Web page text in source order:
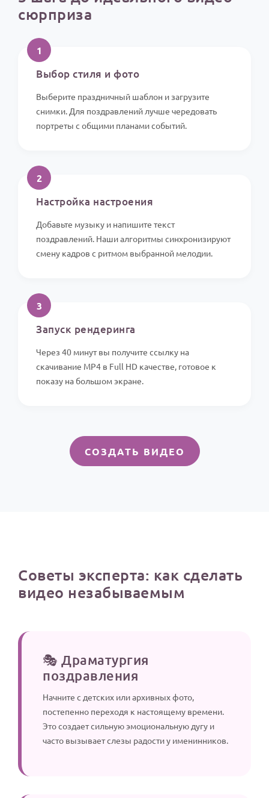
сюрприза
1
Выбор стиля и фото
Выберите праздничный шаблон и загрузите
снимки. Для поздравлений лучше чередовать
портреты с общими планами событий.
2
Настройка настроения
Добавьте музыку и напишите текст
поздравлений. Наши алгоритмы синхронизируют
смену кадров с ритмом выбранной мелодии.
3
Запуск рендеринга
Через 40 минут вы получите ссылку на
скачивание MP4 в Full HD качестве, готовое к
показу на большом экране.
СОЗДАТЬ ВИДЕО
Советы эксперта: как сделать
видео незабываемым
🎭 Драматургия
поздравления
Начните с детских или архивных фото,
постепенно переходя к настоящему времени.
Это создает сильную эмоциональную дугу и
часто вызывает слезы радости у именинников.